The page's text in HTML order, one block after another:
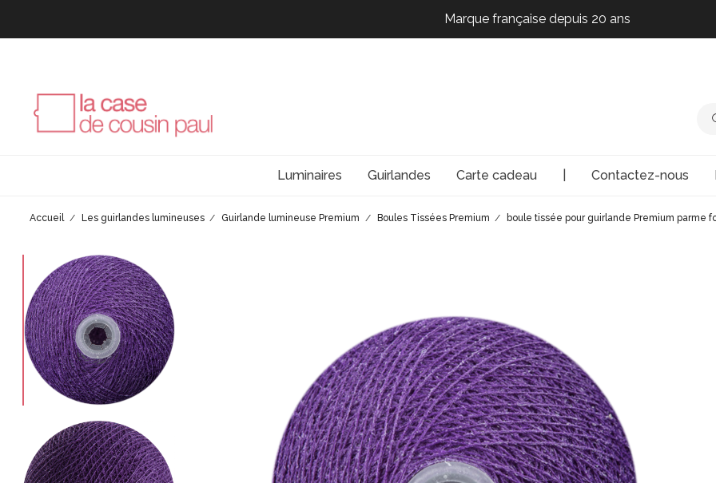
Marque française depuis 20 ans
Marque française depuis 20 ans
Luminaires Guirlandes Carte cadeau Contactez-nous
Accueil Les guirlandes lumineuses Guirlande lumineuse Premium Boules Tissées Premium boule tissée pour guirlande Premium parme